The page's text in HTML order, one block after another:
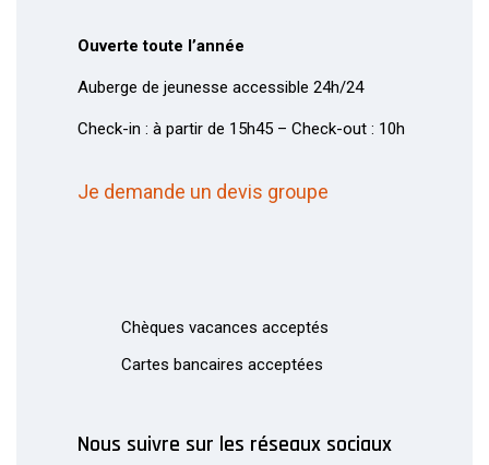
Ouverte toute l’année
Auberge de jeunesse accessible 24h/24
Check-in : à partir de 15h45 – Check-out : 10h
Je demande un devis groupe
Chèques vacances acceptés
Cartes bancaires acceptées
Nous suivre sur les réseaux sociaux